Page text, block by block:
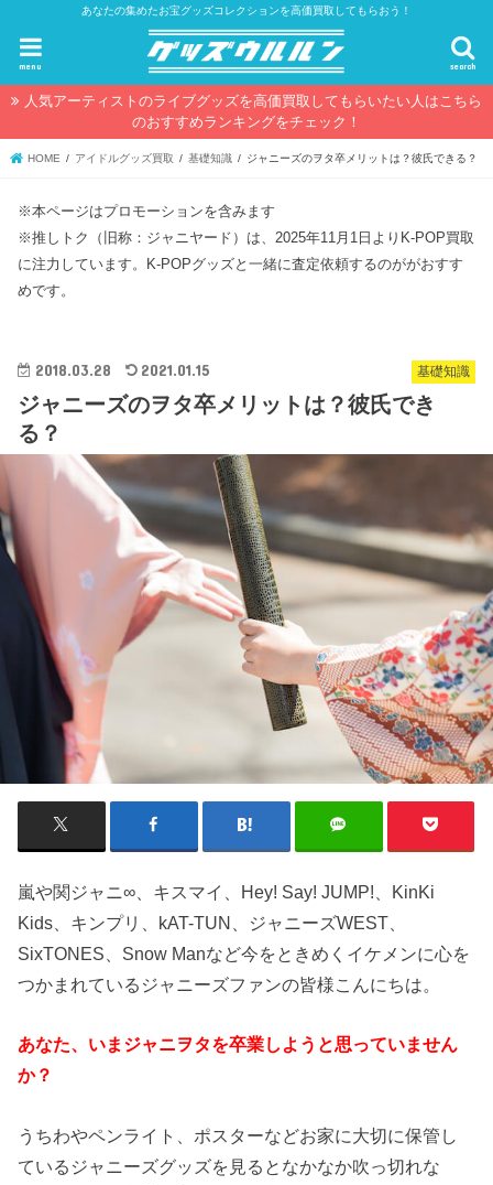
あなたの集めたお宝グッズコレクションを高価買取してもらおう！
search
menu
人気アーティストのライブグッズを高価買取してもらいたい人はこちら
のおすすめランキングをチェック！
HOME アイドルグッズ買取 基礎知識 ジャニーズのヲタ卒メリットは？彼氏できる？
※本ページはプロモーションを含みます
※推しトク（旧称：ジャニヤード）は、2025年11月1日よりK-POP買取
に注力しています。K-POPグッズと一緒に査定依頼するのががおすす
めです。
基礎知識
2018.03.28 2021.01.15
ジャニーズのヲタ卒メリットは？彼氏でき
る？
嵐や関ジャニ∞、キスマイ、Hey! Say! JUMP!、KinKi
Kids、キンプリ、kAT-TUN、ジャニーズWEST、
SixTONES、Snow Manなど今をときめくイケメンに心を
つかまれているジャニーズファンの皆様こんにちは。
あなた、いまジャニヲタを卒業しようと思っていません
か？
うちわやペンライト、ポスターなどお家に大切に保管し
ているジャニーズグッズを見るとなかなか吹っ切れな